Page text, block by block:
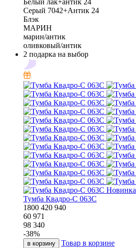
Белый лак+антик 24
Серый 7042+Антик 24
Блэк
МАРИН
марин/антик
оливковый/антик
2 подарка на выбор
Новинка
Тумба Квадро-С 063С
1800 420 940
60 971
98 340
-38%
в корзину Товар в корзине